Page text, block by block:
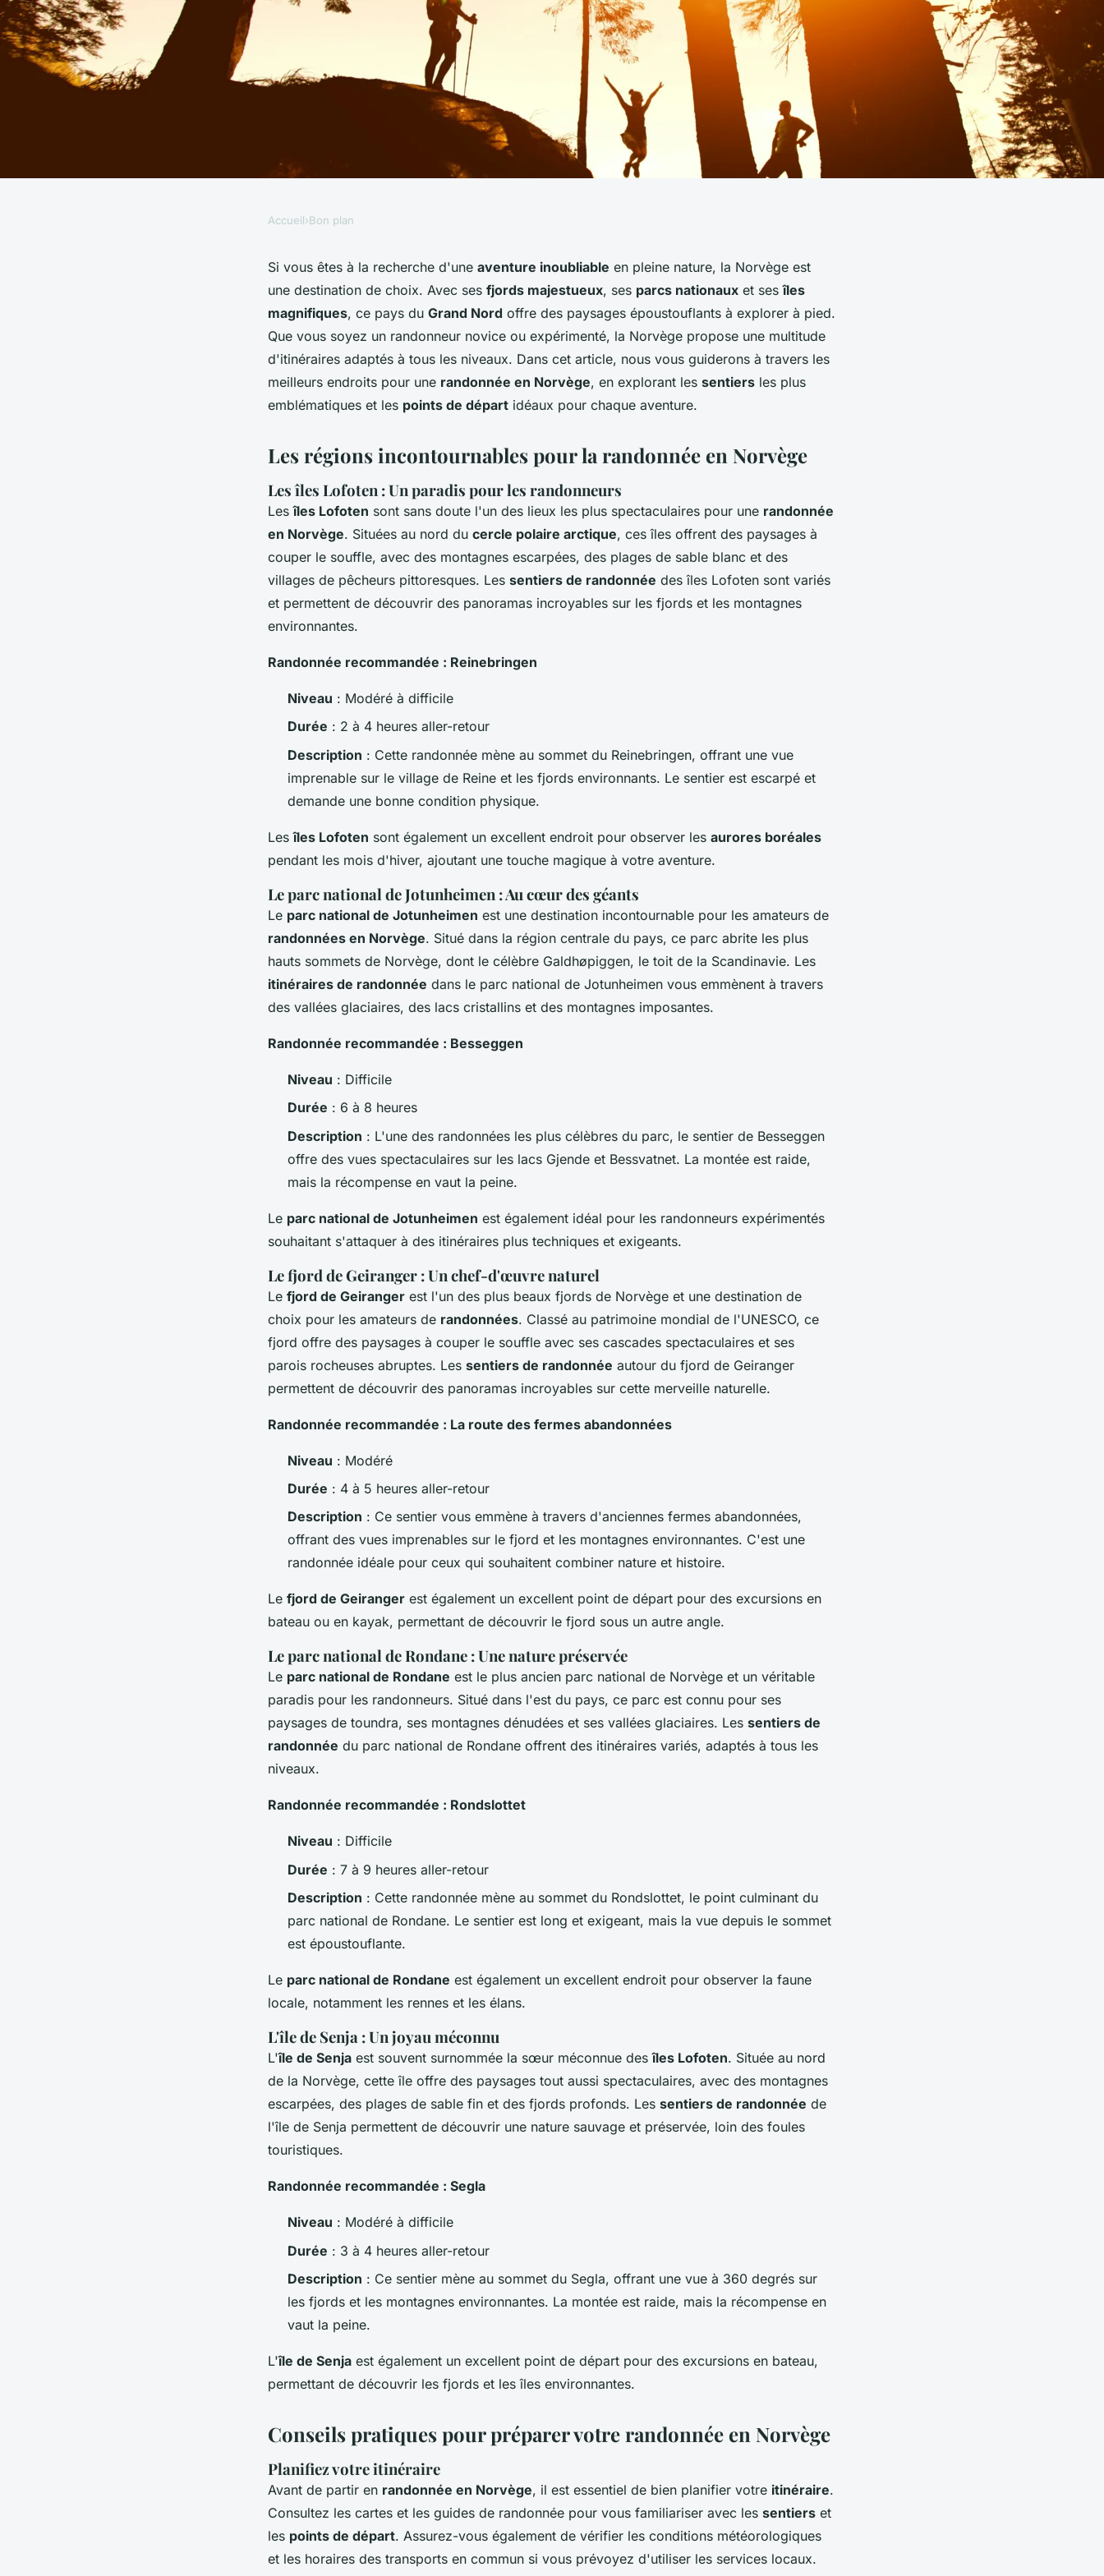
Quels sont les meilleurs endroits pour
une randonnée en nature en Norvège?
Accueil›Bon plan
Si vous êtes à la recherche d'une aventure inoubliable en pleine nature, la Norvège est
une destination de choix. Avec ses fjords majestueux, ses parcs nationaux et sesîles
magnifiques, ce pays du Grand Nord offre des paysages époustouflants à explorer à pied.
Que vous soyez un randonneur novice ou expérimenté, la Norvège propose une multitude
d'itinéraires adaptés à tous les niveaux. Dans cet article, nous vous guiderons à travers les
meilleurs endroits pour une randonnée en Norvège, en explorant les sentiers les plus
emblématiques et les points de départ idéaux pour chaque aventure.
Les régions incontournables pour la randonnée en Norvège
Les îles Lofoten : Un paradis pour les randonneurs
Lesîles Lofoten sont sans doute l'un des lieux les plus spectaculaires pour une randonnée
en Norvège. Situées au nord du cercle polaire arctique, ces îles offrent des paysages à
couper le souffle, avec des montagnes escarpées, des plages de sable blanc et des
villages de pêcheurs pittoresques. Les sentiers de randonnée des îles Lofoten sont variés
et permettent de découvrir des panoramas incroyables sur les fjords et les montagnes
environnantes.
Randonnée recommandée : Reinebringen
Niveau : Modéré à difficile
Durée : 2 à 4 heures aller-retour
Description : Cette randonnée mène au sommet du Reinebringen, offrant une vue
imprenable sur le village de Reine et les fjords environnants. Le sentier est escarpé et
demande une bonne condition physique.
Lesîles Lofoten sont également un excellent endroit pour observer les aurores boréales
pendant les mois d'hiver, ajoutant une touche magique à votre aventure.
Le parc national de Jotunheimen : Au cœur des géants
Le parc national de Jotunheimen est une destination incontournable pour les amateurs de
randonnées en Norvège. Situé dans la région centrale du pays, ce parc abrite les plus
hauts sommets de Norvège, dont le célèbre Galdhøpiggen, le toit de la Scandinavie. Les
itinéraires de randonnée dans le parc national de Jotunheimen vous emmènent à travers
des vallées glaciaires, des lacs cristallins et des montagnes imposantes.
Randonnée recommandée : Besseggen
Niveau : Difficile
Durée : 6 à 8 heures
Description : L'une des randonnées les plus célèbres du parc, le sentier de Besseggen
offre des vues spectaculaires sur les lacs Gjende et Bessvatnet. La montée est raide,
mais la récompense en vaut la peine.
Le parc national de Jotunheimen est également idéal pour les randonneurs expérimentés
souhaitant s'attaquer à des itinéraires plus techniques et exigeants.
Le fjord de Geiranger : Un chef-d'œuvre naturel
Le fjord de Geiranger est l'un des plus beaux fjords de Norvège et une destination de
choix pour les amateurs de randonnées. Classé au patrimoine mondial de l'UNESCO, ce
fjord offre des paysages à couper le souffle avec ses cascades spectaculaires et ses
parois rocheuses abruptes. Les sentiers de randonnée autour du fjord de Geiranger
permettent de découvrir des panoramas incroyables sur cette merveille naturelle.
Randonnée recommandée : La route des fermes abandonnées
Niveau : Modéré
Durée : 4 à 5 heures aller-retour
Description : Ce sentier vous emmène à travers d'anciennes fermes abandonnées,
offrant des vues imprenables sur le fjord et les montagnes environnantes. C'est une
randonnée idéale pour ceux qui souhaitent combiner nature et histoire.
Le fjord de Geiranger est également un excellent point de départ pour des excursions en
bateau ou en kayak, permettant de découvrir le fjord sous un autre angle.
Le parc national de Rondane : Une nature préservée
Le parc national de Rondane est le plus ancien parc national de Norvège et un véritable
paradis pour les randonneurs. Situé dans l'est du pays, ce parc est connu pour ses
paysages de toundra, ses montagnes dénudées et ses vallées glaciaires. Les sentiers de
randonnée du parc national de Rondane offrent des itinéraires variés, adaptés à tous les
niveaux.
Randonnée recommandée : Rondslottet
Niveau : Difficile
Durée : 7 à 9 heures aller-retour
Description : Cette randonnée mène au sommet du Rondslottet, le point culminant du
parc national de Rondane. Le sentier est long et exigeant, mais la vue depuis le sommet
est époustouflante.
Le parc national de Rondane est également un excellent endroit pour observer la faune
locale, notamment les rennes et les élans.
L'île de Senja : Un joyau méconnu
L'île de Senja est souvent surnommée la sœur méconnue desîles Lofoten. Située au nord
de la Norvège, cette île offre des paysages tout aussi spectaculaires, avec des montagnes
escarpées, des plages de sable fin et des fjords profonds. Les sentiers de randonnée de
l'île de Senja permettent de découvrir une nature sauvage et préservée, loin des foules
touristiques.
Randonnée recommandée : Segla
Niveau : Modéré à difficile
Durée : 3 à 4 heures aller-retour
Description : Ce sentier mène au sommet du Segla, offrant une vue à 360 degrés sur
les fjords et les montagnes environnantes. La montée est raide, mais la récompense en
vaut la peine.
L'île de Senja est également un excellent point de départ pour des excursions en bateau,
permettant de découvrir les fjords et les îles environnantes.
Conseils pratiques pour préparer votre randonnée en Norvège
Planifiez votre itinéraire
Avant de partir en randonnée en Norvège, il est essentiel de bien planifier votre itinéraire.
Consultez les cartes et les guides de randonnée pour vous familiariser avec les sentiers et
les points de départ. Assurez-vous également de vérifier les conditions météorologiques
et les horaires des transports en commun si vous prévoyez d'utiliser les services locaux.